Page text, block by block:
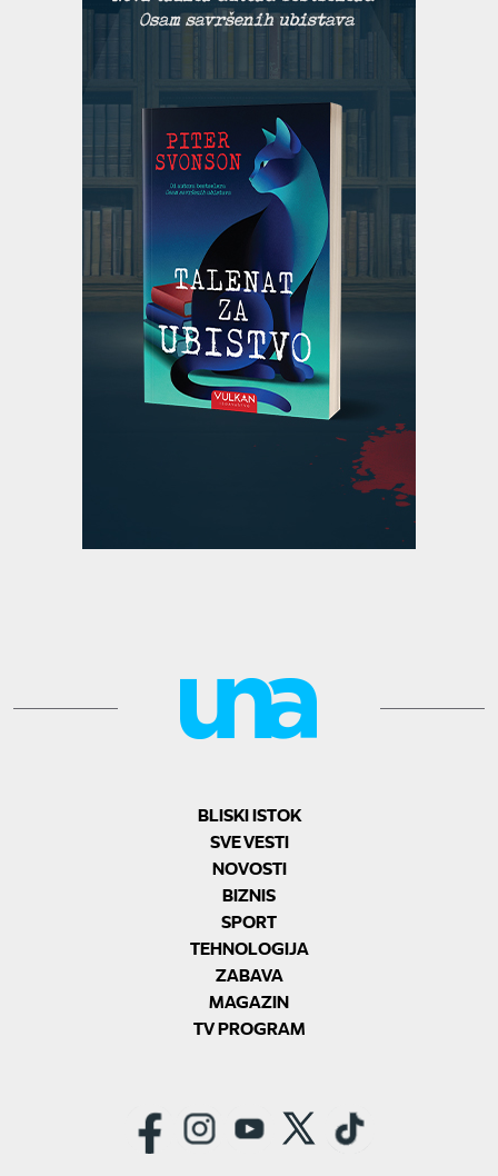
BLISKI ISTOK
SVE VESTI
NOVOSTI
BIZNIS
SPORT
TEHNOLOGIJA
ZABAVA
MAGAZIN
TV PROGRAM